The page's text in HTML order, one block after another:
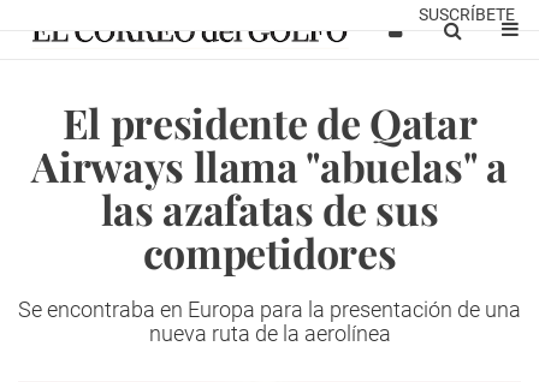
SUSCRÍBETE
El presidente de Qatar
Airways llama "abuelas" a
las azafatas de sus
competidores
Se encontraba en Europa para la presentación de una
nueva ruta de la aerolínea